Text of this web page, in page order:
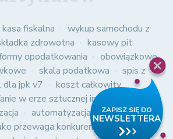
kasa fiskalna
wykup samochodu z
zdrowotna
kasowy pit
opodatkowania
obowiązkowe
skala podatkowa
spis z
dla jpk v7
koszt całkowity
w erze sztucznej inteligencji
automatyzacja procesów
przewaga konkurencyjna
kultura